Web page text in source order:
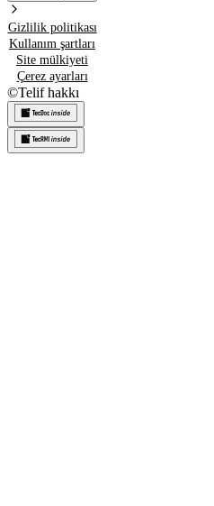
Gizlilik politikası
Kullanım şartları
Site mülkiyeti
Çerez ayarları
©Telif hakkı